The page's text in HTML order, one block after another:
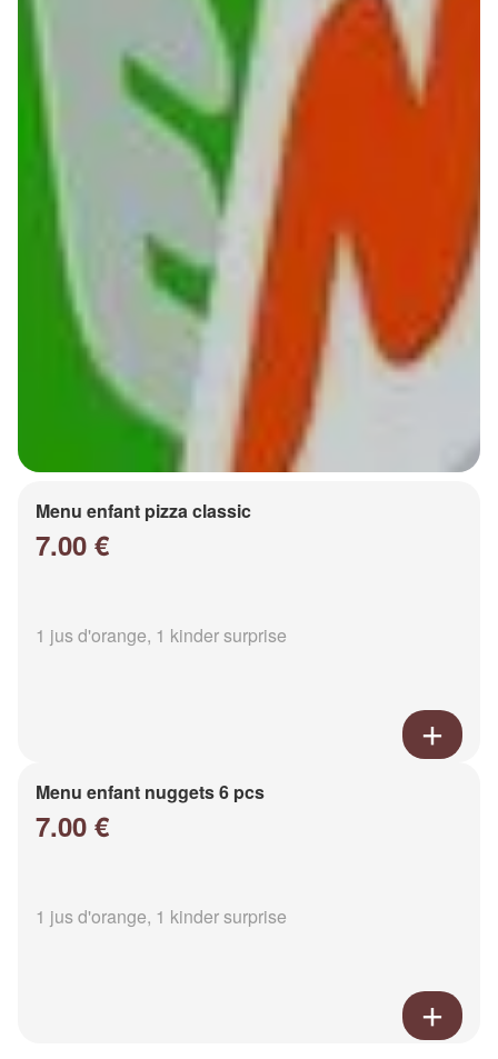
Menu enfant pizza classic
7.00 €
1 jus d'orange, 1 kinder surprise
Menu enfant nuggets 6 pcs
7.00 €
1 jus d'orange, 1 kinder surprise